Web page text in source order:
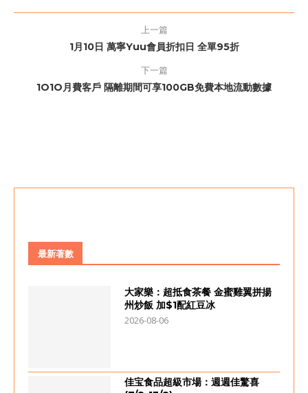
上一篇
1月10日 萬寧Yuu會員折扣日 全單95折
下一篇
1O1O月費客戶 隔離期間可享100GB免費本地流動數據
最新著數
大家樂：超抵食茶餐 金蜜雞翼拼揚
州炒飯 加$1配紅豆冰
2026-08-06
佳宝食品超級市場：週週佳驚喜